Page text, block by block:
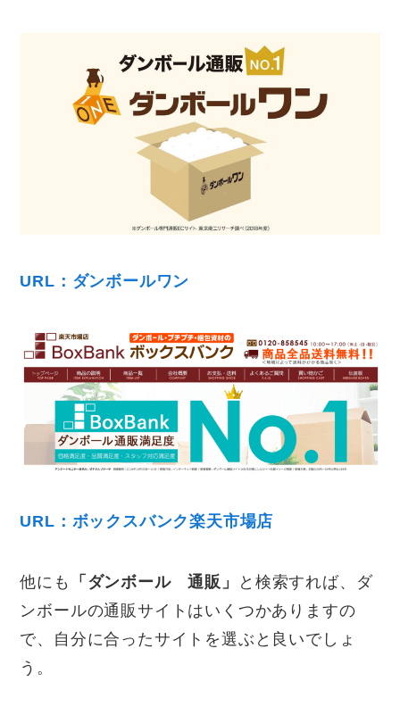
URL：ダンボールワン
URL：ボックスバンク楽天市場店
他にも 「ダンボール 通販」
と検索すれば、ダ
ンボールの通販サイトはいくつかありますの
で、自分に合ったサイトを選ぶと良いでしょ
う。